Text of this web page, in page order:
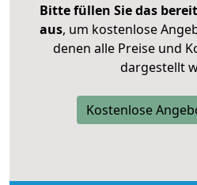
Bitte füllen Sie das
aus, um kostenlose
denen alle Preise und
dargestellt
Kostenlose